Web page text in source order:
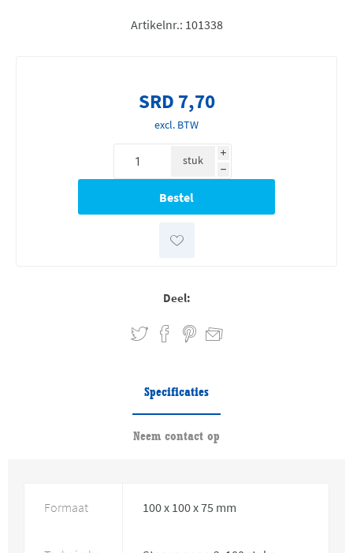
Artikelnr.: 101338
SRD 7,70
excl. BTW
i
h
stuk
Deel:
Specificaties
Neem contact op
Formaat 100 x 100 x 75 mm